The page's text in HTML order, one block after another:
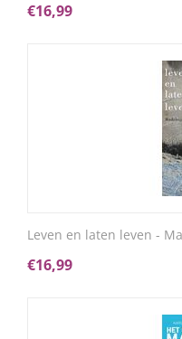
€16,99
Leven en laten leven -
€16,99